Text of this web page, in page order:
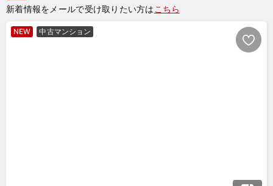
新着情報をメールで受け取りたい方は こちら
NEW 中古マンション